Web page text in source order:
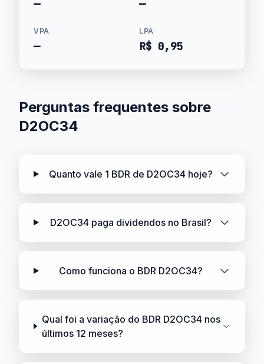
— —
VPA
—
LPA
R$ 0,95
Perguntas frequentes sobre
D2OC34
Quanto vale 1 BDR de D2OC34 hoje?
D2OC34 paga dividendos no Brasil?
Como funciona o BDR D2OC34?
Qual foi a variação do BDR D2OC34 nos
últimos 12 meses?